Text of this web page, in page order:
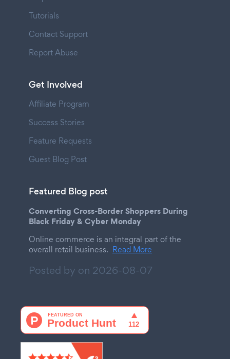
Tutorials
Contact Support
Report Abuse
Get Involved
Affiliate Program
Success Stories
Feature Requests
Guest Blog Post
Featured Blog post
Converting Cross-Border Shoppers During
Black Friday & Cyber Monday
Online commerce is an integral part of the
overall retail business. Read More
Posted by on 2026-08-07